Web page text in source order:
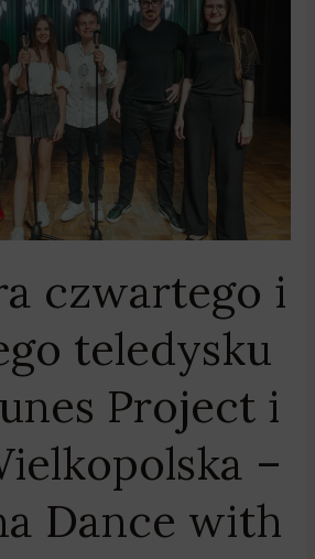
czwartego i
teledysku
Project i
–
Dance with